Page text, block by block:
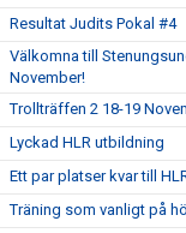
Resultat Judits Pokal #4
Välkomna till
November!
Trollträffen 2 18-19
Lyckad HLR utbildning
Ett par platser kvar till
Träning som vanligt på